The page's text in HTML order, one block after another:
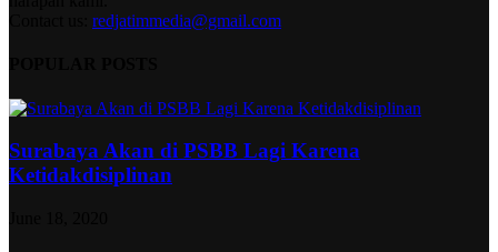
redjatimmedia@gmail.com
Surabaya Akan di PSBB Lagi Karena
Ketidakdisiplinan